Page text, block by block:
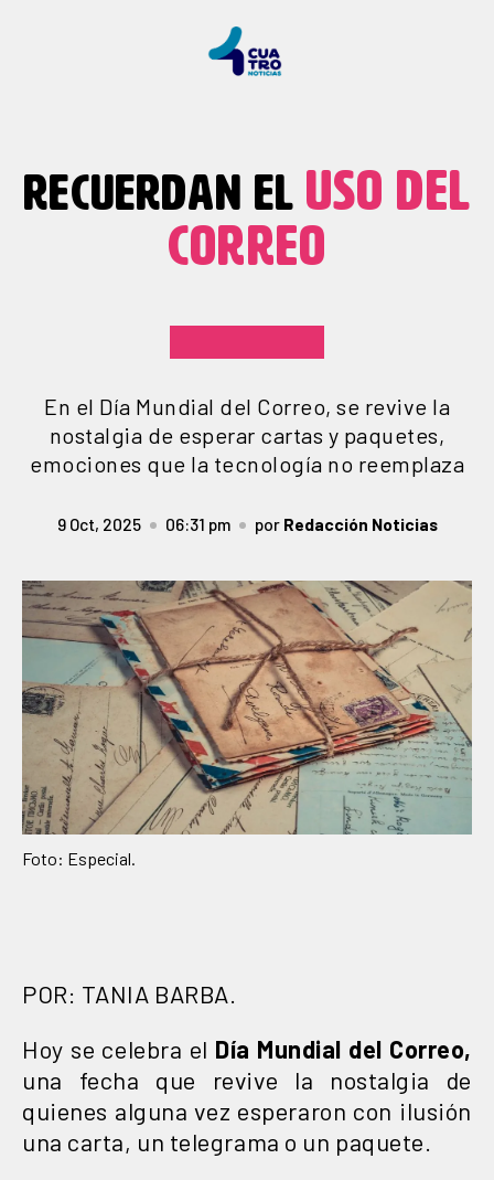
RECUERDAN EL USO DEL
CORREO
En el Día Mundial del Correo, se revive la
nostalgia de esperar cartas y paquetes,
emociones que la tecnología no reemplaza
9 Oct, 2025 06:31 pm por Redacción Noticias
Foto: Especial.
POR: TANIA BARBA.
Hoy se celebra el Día Mundial del Correo,
una fecha que revive la nostalgia de
quienes alguna vez esperaron con ilusión
una carta, un telegrama o un paquete.